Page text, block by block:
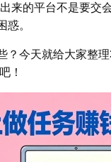
来的平台不是要
惑。
？今天就给大家整
！